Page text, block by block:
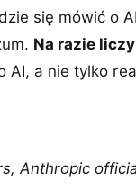
się mówić o
Na razie
AI, a nie tylko
Anthropic